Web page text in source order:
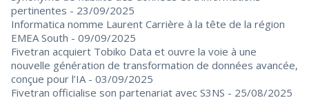
pertinentes - 23/09/2025
Informatica nomme Laurent Carrière à la tête de la région
EMEA South - 09/09/2025
Fivetran acquiert Tobiko Data et ouvre la voie à une
nouvelle génération de transformation de données avancée,
conçue pour l’IA - 03/09/2025
Fivetran officialise son partenariat avec S3NS - 25/08/2025